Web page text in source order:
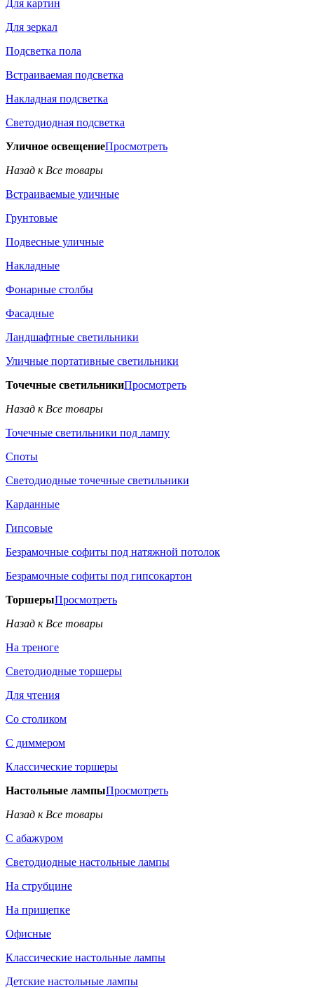
Для картин
Для зеркал
Подсветка пола
Встраиваемая подсветка
Накладная подсветка
Светодиодная подсветка
Уличное освещениеПросмотреть
Назад к Все товары
Встраиваемые уличные
Грунтовые
Подвесные уличные
Накладные
Фонарные столбы
Фасадные
Ландшафтные светильники
Уличные портативные светильники
Точечные светильникиПросмотреть
Назад к Все товары
Точечные светильники под лампу
Споты
Светодиодные точечные светильники
Карданные
Гипсовые
Безрамочные софиты под натяжной потолок
Безрамочные софиты под гипсокартон
ТоршерыПросмотреть
Назад к Все товары
На треноге
Светодиодные торшеры
Для чтения
Со столиком
С диммером
Классические торшеры
Настольные лампыПросмотреть
Назад к Все товары
С абажуром
Светодиодные настольные лампы
На струбцине
На прищепке
Офисные
Классические настольные лампы
Детские настольные лампы